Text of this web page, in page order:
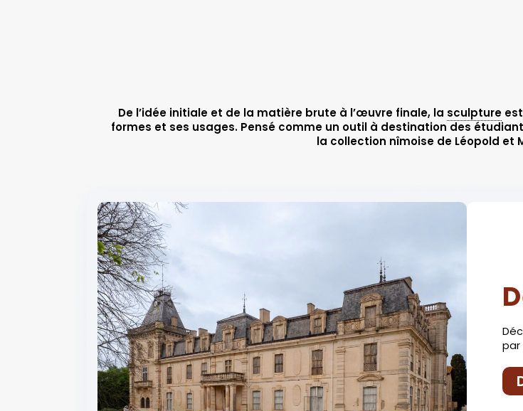
De l’idée initiale et de la matière brute à l’œuvre finale, la sculpture
formes et ses usages. Pensé comme un outil à destination des
la collection nîmoise de Léopold et
par